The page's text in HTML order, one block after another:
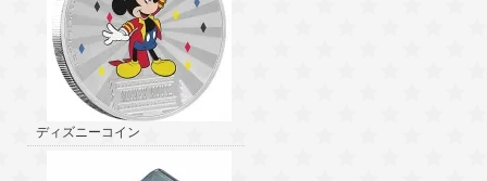
ディズニーコイン